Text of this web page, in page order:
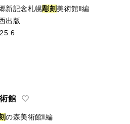
新記念札幌彫刻美術館‖編
出版
館
の森美術館‖編